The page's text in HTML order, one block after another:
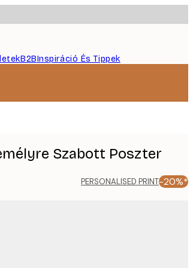
B2BInspiráció És Tippek
Szabott Poszter
PERSONALISED PRINT-20%*